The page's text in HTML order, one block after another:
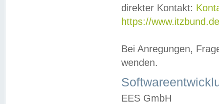
direkter Kontakt:
https://
Bei Anregungen,
wenden.
EES GmbH